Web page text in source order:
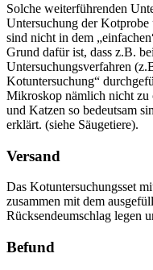
Solche weiterführenden
Untersuchung der
sind nicht in dem
Grund dafür ist, dass z.B.
Untersuchungsverfahren
Kotuntersuchung“
Mikroskop nämlich nicht zu
und Katzen so bedeutsam
erklärt. (siehe Säugetiere).
Versand
Das Kotuntersuchungsset
zusammen mit dem
Rücksendeumschlag legen
Befund